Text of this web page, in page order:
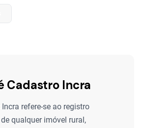
Cadastro Incra
Incra refere-se ao registro
qualquer imóvel rural,